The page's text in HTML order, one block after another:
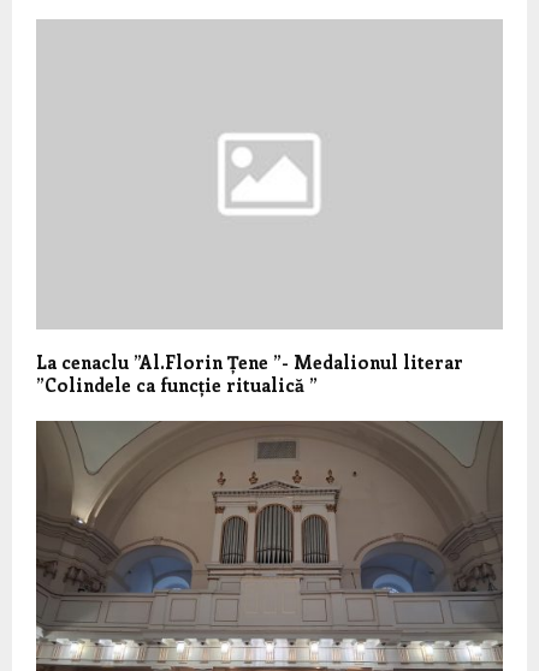
La cenaclu ”Al.Florin Țene ”- Medalionul literar
”Colindele ca funcție ritualică ”